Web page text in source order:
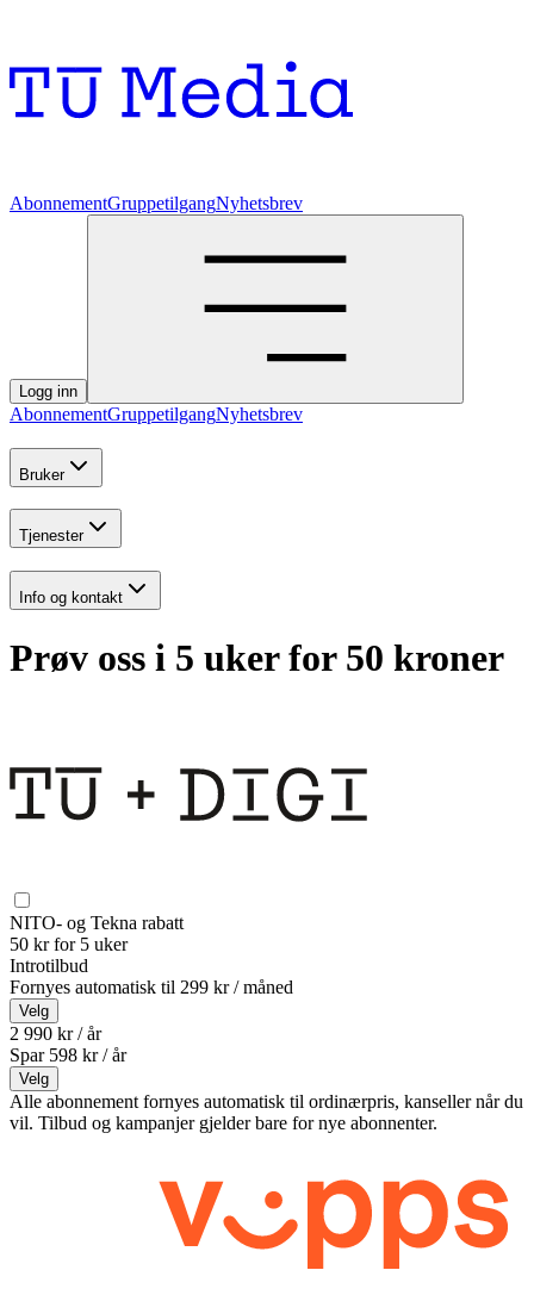
AbonnementGruppetilgangNyhetsbrev
Logg inn
AbonnementGruppetilgangNyhetsbrev
Bruker
Tjenester
Info og kontakt
Prøv oss i 5 uker for 50 kroner
NITO- og Tekna rabatt
50 kr for 5 uker
Introtilbud
Fornyes automatisk til 299 kr / måned
Velg
2 990 kr / år
Spar 598 kr /år
Velg
Alle abonnement fornyes automatisk til ordinærpris, kanseller når du
vil. Tilbud og kampanjer gjelder bare for nye abonnenter.